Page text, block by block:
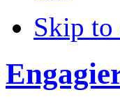
Skip to